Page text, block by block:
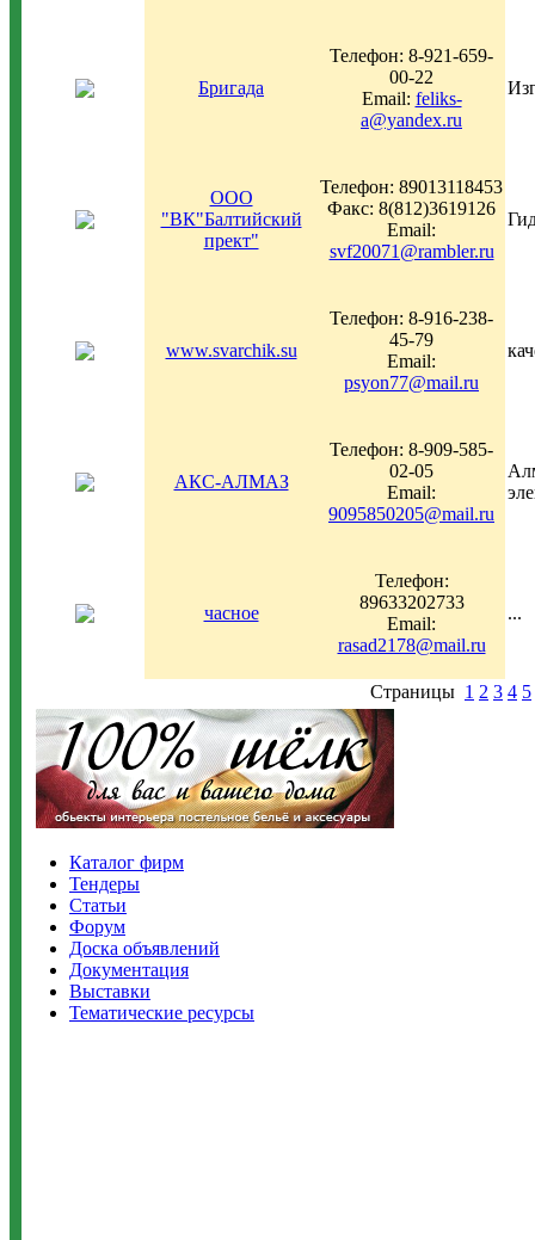
Бригада
Телефон: 8-921-659-
00-22
Email: feliks-
a@yandex.ru
ООО
"ВК"Балтийский
прект"
Телефон: 89013118453
Факс: 8(812)3619126
Email:
svf20071@rambler.ru
www.svarchik.su
Телефон: 8-916-238-
45-79
Email:
psyon77@mail.ru
АКС-АЛМАЗ
Телефон: 8-909-585-
02-05
Email:
9095850205@mail.ru
часное
Телефон:
89633202733
Email:
rasad2178@mail.ru
...
Страницы 1 2 3 4 5
Каталог фирм
Тендеры
Статьи
Форум
Доска объявлений
Документация
Выставки
Тематические ресурсы